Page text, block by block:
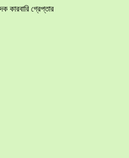
কারবারি গ্রেপ্তার